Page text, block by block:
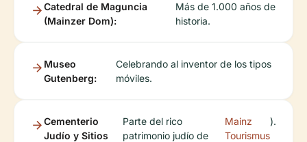
Catedral de Maguncia
(Mainzer Dom):
Más de 1.000 años de
historia.
Museo
Gutenberg:
Celebrando al inventor de los tipos
móviles.
Cementerio
Judío y Sitios
Parte del rico
patrimonio judío de
Mainz
Tourismus
).